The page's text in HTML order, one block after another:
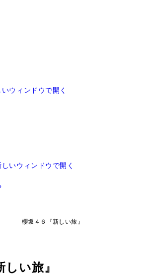
いウィンドウで開く
しいウィンドウで開く
櫻坂４６『新しい旅』
い旅』